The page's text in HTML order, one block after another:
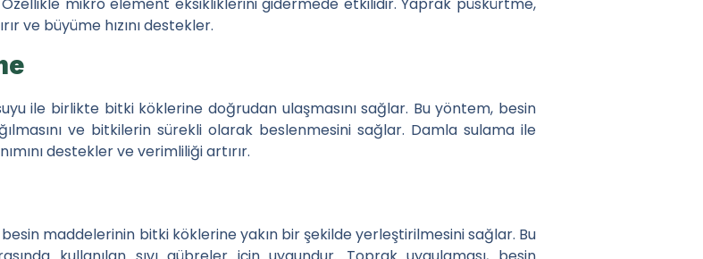
ve büyüme hızını destekler.
ile birlikte bitki köklerine doğrudan ulaşmasını sağlar. Bu yöntem, besin
ve bitkilerin sürekli olarak beslenmesini sağlar. Damla sulama ile
destekler ve verimliliği artırır.
maddelerinin bitki köklerine yakın bir şekilde yerleştirilmesini sağlar. Bu